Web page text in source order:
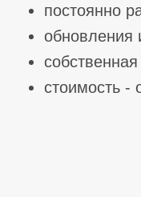
постоянно
обновления
стоимость -